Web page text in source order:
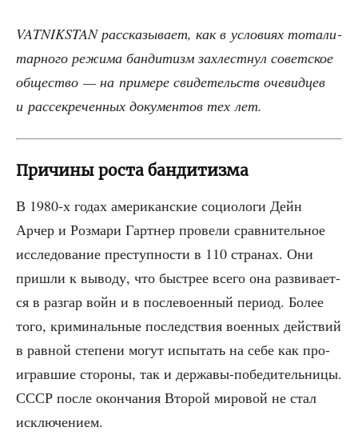
VATNIKSTAN рас­ска­зы­ва­ет, как в усло­ви­ях тота­ли­
тар­но­го режи­ма бан­ди­тизм захлест­нул совет­ское
обще­ство — на при­ме­ре сви­де­тельств оче­вид­цев
и рас­сек­ре­чен­ных доку­мен­тов тех лет.
Причины роста бандитизма
В 1980‑х годах аме­ри­кан­ские социо­ло­ги Дейн
Арчер и Роз­ма­ри Гарт­нер про­ве­ли срав­ни­тель­ное
иссле­до­ва­ние пре­ступ­но­сти в 110 стра­нах. Они
при­шли к выво­ду, что быст­рее все­го она раз­ви­ва­ет­
ся в раз­гар войн и в после­во­ен­ный пери­од. Более
того, кри­ми­наль­ные послед­ствия воен­ных дей­ствий
в рав­ной сте­пе­ни могут испы­тать на себе как про­
иг­рав­шие сто­ро­ны, так и дер­жа­вы-побе­ди­тель­ни­цы.
СССР после окон­ча­ния Вто­рой миро­вой не стал
исключением.